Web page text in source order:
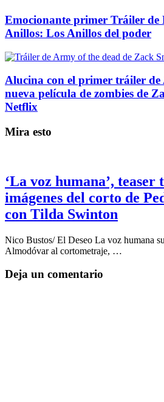
Emocionante primer Tráiler de
Anillos: Los Anillos del poder
Alucina con el primer tráiler
nueva película de zombies de
Netflix
Mira esto
‘La voz humana’, teaser
imágenes del corto de
con Tilda Swinton
Nico Bustos/ El Deseo La voz humana
Almodóvar al cortometraje, …
Deja un comentario